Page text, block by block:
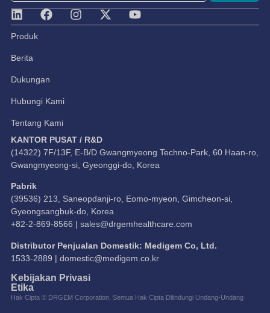
Produk
Berita
Dukungan
Hubungi Kami
Tentang Kami
KANTOR PUSAT / R&D
(14322) 7F/13F, E-B/D Gwangmyeong Techno-Park, 60 Haan-ro,
Gwangmyeong-si, Gyeonggi-do, Korea
Pabrik
(39536) 213, Saneopdanji-ro, Eomo-myeon, Gimcheon-si,
Gyeongsangbuk-do, Korea
+82-2-869-8566 | sales@drgemhealthcare.com
Distributor Penjualan Domestik: Medigem Co, Ltd.
1533-2889 | domestic@medigem.co.kr
Kebijakan Privasi
Etika
Hak Cipta © DRGEM Corporation. Semua Hak Cipta Dilindungi Undang-Undang